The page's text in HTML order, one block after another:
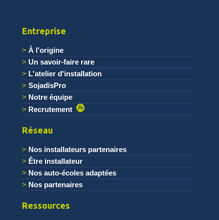
Entreprise
À l'origine
Un savoir-faire rare
L'atelier d'installation
SojadisPro
Notre équipe
Recrutement
Réseau
Nos installateurs partenaires
Être installateur
Nos auto-écoles adaptées
Nos partenaires
Ressources